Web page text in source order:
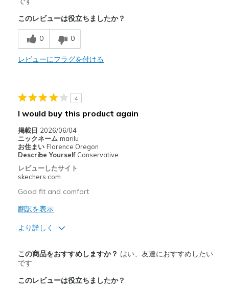
Breathe Well
Comfortable
Durable
Stylish
以下に最適
Casual Wear
Work
Width
Sizing
Feels true to size
このレビューは役立ちましたか？
0 0
レビューにフラグを付ける
4
I would buy this product again
掲載日 2026/06/04
ニックネーム marilu
お住まい Florence Oregon
Describe Yourself Conservative
レビューしたサイト
skechers.com
Good fit and comfort
翻訳を表示
より詳しく
Comfortable
以下に最適
この商品をおすすめしますか？ はい、友達におすすめしたい
です
このレビューは役立ちましたか？